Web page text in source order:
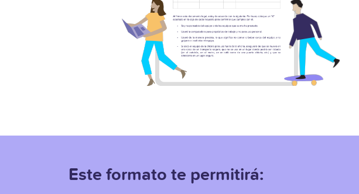
Este formato te permitirá: